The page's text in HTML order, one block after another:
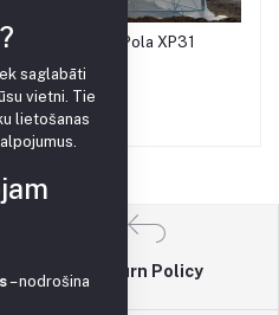
to cart
metri ar meteo Pola XP31
Return Policy
saglabāti
vietni. Tie
lietošanas
– nodrošina